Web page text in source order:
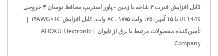
کابل افزایش قدرت ۳ شاخه با زمین - پاور استریپ محافظ نوسان ۳ خروجی
UL1449 با ۱۵ آمپر، ۱۲۵ ولت AC، ۱۸۷۵ وات، کابل افزایش ۱۴AWG*3C |
تأمین‌کننده محصولات مرتبط با برق از تایوان | AHOKU Electronic
Company